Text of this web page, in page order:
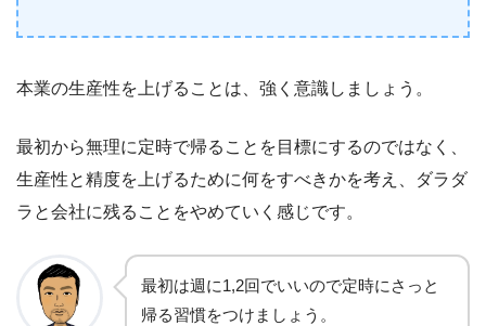
本業の生産性を上げることは、強く意識しましょう。
最初から無理に定時で帰ることを目標にするのではなく、
生産性と精度を上げるために何をすべきかを考え、ダラダ
ラと会社に残ることをやめていく感じです。
最初は週に1,2回でいいので定時にさっと
帰る習慣をつけましょう。